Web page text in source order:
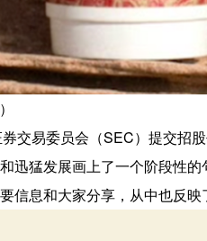
交易委员会（SEC）提交招
迅猛发展画上了一个阶段性的
信息和大家分享，从中也反